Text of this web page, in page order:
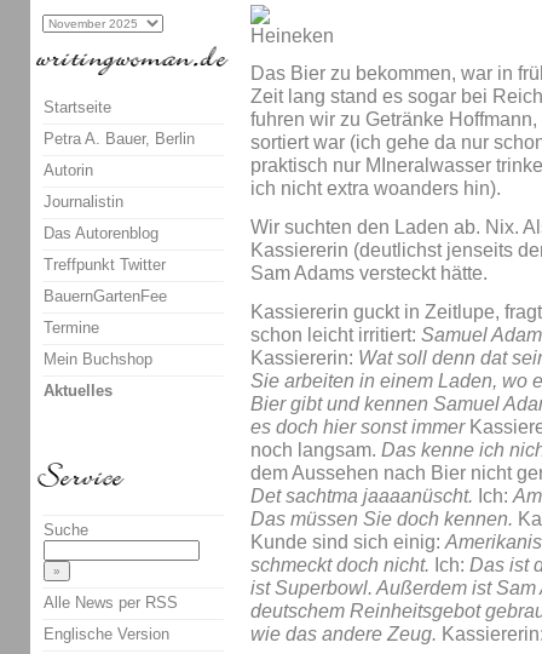
Das Bier zu bekommen, war in
Zeit lang stand es sogar bei
fuhren wir zu Getränke
sortiert war (ich gehe da nur
praktisch nur MIneralwasser
ich nicht extra woanders hin).
Wir suchten den Laden ab. Nix.
Kassiererin (deutlichst jenseits
Sam Adams versteckt hätte.
Kassiererin guckt in Zeitlupe,
schon leicht irritiert: Samuel
Kassiererin: Wat soll denn dat
Sie arbeiten in einem Laden, wo
Bier gibt und kennen Samuel
es doch hier sonst immer
noch langsam. Das kenne ich
dem Aussehen nach Bier nicht
Det sachtma jaaaanüscht. Ich:
Das müssen Sie doch kennen.
Kunde sind sich einig:
schmeckt doch nicht. Ich: Das ist
ist Superbowl. Außerdem ist Sam
deutschem Reinheitsgebot
wie das andere Zeug.
Startseite
Petra A. Bauer, Berlin
Autorin
Journalistin
Das Autorenblog
Treffpunkt Twitter
BauernGartenFee
Termine
Mein Buchshop
Aktuelles
Suche
Alle News per RSS
Englische Version